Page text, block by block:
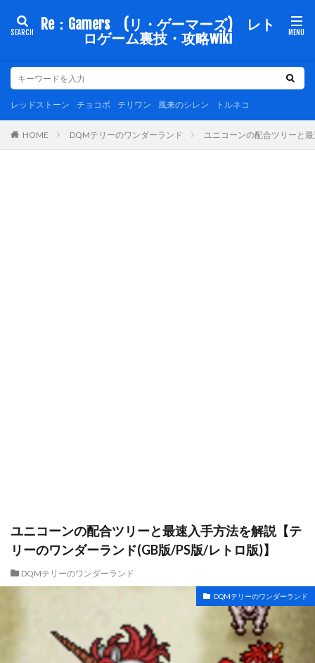
Re：Gamers (リ・ゲーマーズ) レト
ロゲーム裏技・攻略wiki
レッドストーン チョコボ テリワン 風来のシレン トルネコ
HOME DQMテリーのワンダーランド ユニコーンの配合ツリーと
ユニコーンの配合ツリーと最速入手方法を解説【テ
リーのワンダーランド(GB版/PS版/レトロ版)】
DQMテリーのワンダーランド
DQMテリーのワンダーランド